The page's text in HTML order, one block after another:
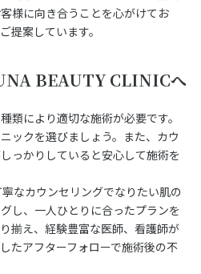
様に向き合うことを心がけてお
提案しています。
BEAUTY CLINICへ
類により適切な施術が必要です。
ックを選びましょう。また、カウ
っかりしていると安心して施術を
なカウンセリングでなりたい肌の
し、一人ひとりに合ったプランを
揃え、経験豊富な医師、看護師が
たアフターフォローで施術後の不